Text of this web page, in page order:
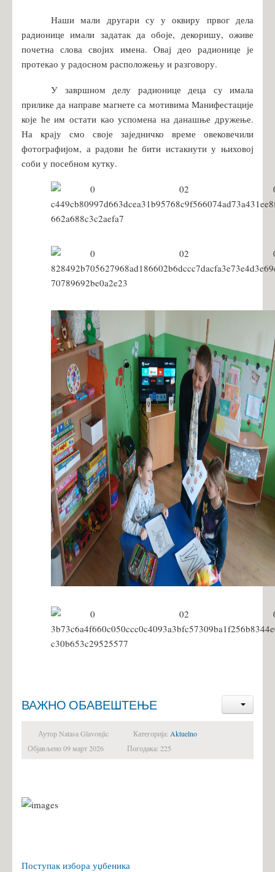
Наши мали другари су у оквиру првог дела
радионице имали задатак да обоје, декоришу, оживе
почетна слова својих имена. Овај део радионице је
протекао у радосном расположењу и разговору.
У завршном делу радионице деца су имала
прилике да направе магнете са мотивима Манифестације
које ће им остати као успомена на данашње дружење.
На крају смо своје заједничко време овековечили
фотографијом, а радови ће бити истакнути у њиховој
соби у посебном кутку.
ВАЖНО ОБАВЕШТЕЊЕ
Аутор Natasa Glavonjic Категорија: Aktuelno
Објављено 09 март 2026
Погодака: 225
Поступак избора уџбеника